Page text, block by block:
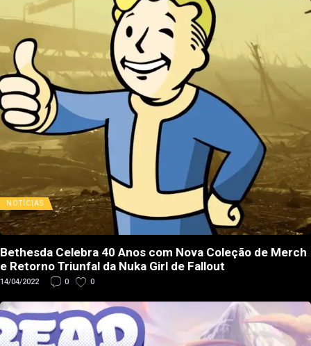
NOTÍCIAS
Bethesda Celebra 40 Anos com Nova Coleção de Merch
e Retorno Triunfal da Nuka Girl de Fallout
14/04/2022 0 0